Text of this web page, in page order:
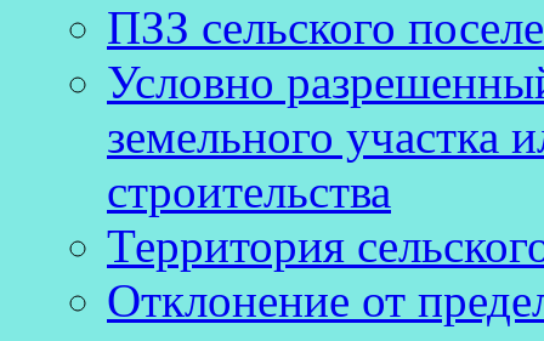
ПЗЗ сельского
Условно
земельного участка
строительства
Территория
Отклонение от